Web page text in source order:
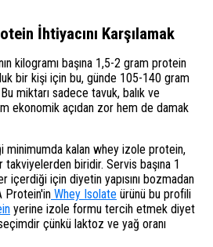
İhtiyacını Karşılamak
kilogramı başına 1,5-2 gram protein
bir kişi için bu, günde 105-140 gram
miktarı sadece tavuk, balık ve
ekonomik açıdan zor hem de damak
minimumda kalan whey izole protein,
biridir. Servis başına 1
içerdiği için diyetin yapısını bozmadan
Protein'in Whey Isolate ürünü bu profili
yerine izole formu tercih etmek diyet
çünkü laktoz ve yağ oranı